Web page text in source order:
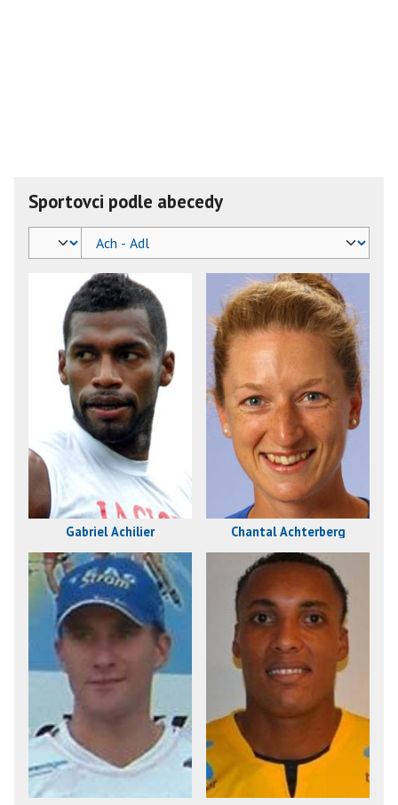
Sportovci podle abecedy
Gabriel Achilier Chantal Achterberg